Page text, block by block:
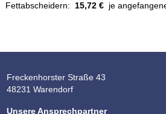
Fettabscheidern: 15,72 €je
Freckenhorster Straße 43
48231 Warendorf
Unsere Ansprechpartner